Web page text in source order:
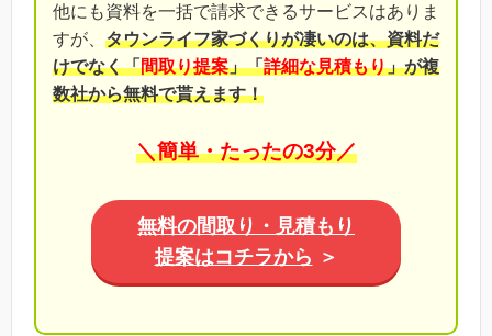
他にも資料を一括で請求できるサービスはありま
すが、 タウンライフ家づくりが凄いのは、資料だ
けでなく「間取り提案」「詳細な見積もり」が複
数社から無料で貰えます！
＼簡単・たったの3分／
無料の間取り・見積もり
提案はコチラから ＞